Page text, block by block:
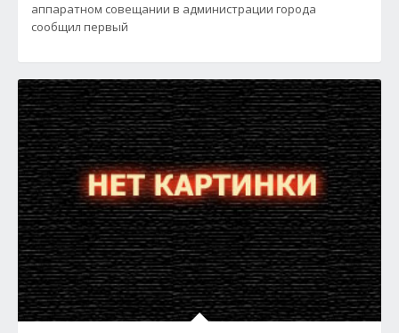
аппаратном совещании в администрации города
сообщил первый